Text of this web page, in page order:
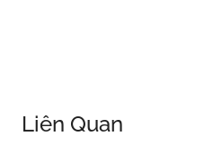
Liên Quan